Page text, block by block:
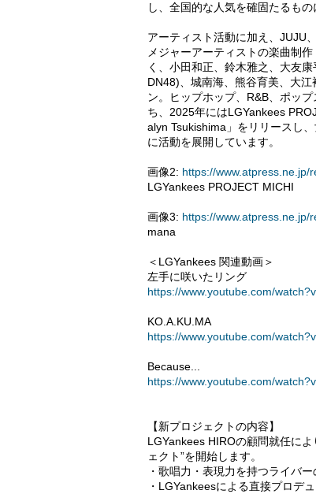
し、全国的な人気を確固たるもの
アーティスト活動に加え、JUJU
メジャーアーティストの楽曲制
く、小田和正、鈴木雅之、大友
DN48)、城南海、熊谷育美、大
ン。ヒップホップ、R&B、ポッ
ち、2025年にはLGYankees
alyn Tsukishima」をリリースし
に活動を展開しています。
画像2: https://www.atpress.ne.jp/
LGYankees PROJECT MICHI
画像3: https://www.atpress.ne.jp/
mana
＜LGYankees 関連動画＞
左手に咲いたリング
https://www.youtube.com/
KO.A.KU.MA
https://www.youtube.com/
Because...
https://www.youtube.com/
【新プロジェクトの内容】
LGYankees HIROの顧問就任に
ェクト”を開始します。
・歌唱力・表現力を持つライバー
・LGYankeesによる直接プロデ